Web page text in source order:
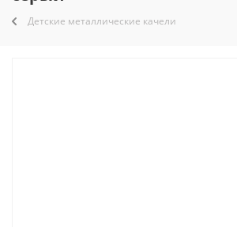
Детские металлические качели